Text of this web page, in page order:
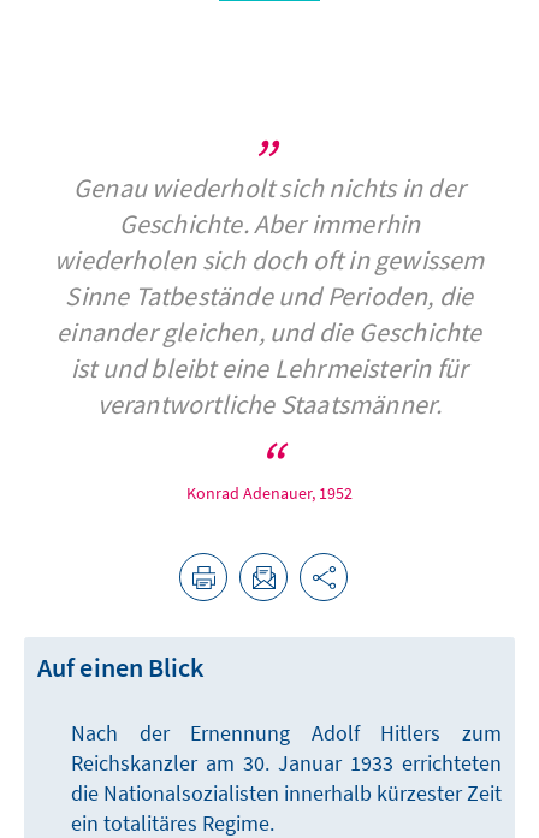
Genau wiederholt sich nichts in der
Geschichte. Aber immerhin
wiederholen sich doch oft in gewissem
Sinne Tatbestände und Perioden, die
einander gleichen, und die Geschichte
ist und bleibt eine Lehrmeisterin für
verantwortliche Staatsmänner.
Konrad Adenauer, 1952
Auf einen Blick
Nach der Ernennung Adolf Hitlers zum
Reichskanzler am 30. Januar 1933 errichteten
die Nationalsozialisten innerhalb kürzester Zeit
ein totalitäres Regime.